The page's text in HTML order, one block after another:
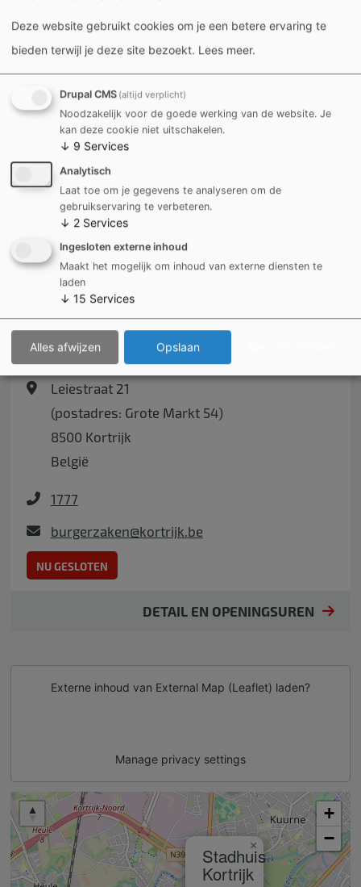
Wanneer?
Je wordt hiervoor persoonlijk uitgenodigd.
Wat breng je mee?
jouw identiteitskaart
Kosten
Een rijbewijs kost € 30,83.
Tarieven
Burgerzaken
Leiestraat 21
(postadres: Grote Markt 54)
8500 Kortrijk
België
1777
burgerzaken@kortrijk.be
NU GESLOTEN
DETAIL EN OPENINGSUREN
Externe inhoud van External Map (Leaflet) laden?
Manage privacy settings
Stadhuis
Kortrijk
×
+
−
Deze website gebruikt cookies om je een betere ervaring te
bieden terwijl je deze site bezoekt. Lees meer.
Drupal CMS (altijd verplicht)
Noodzakelijk voor de goede werking van de website. Je
kan deze cookie niet uitschakelen.
↓ 9 Services
Analytisch
Laat toe om je gegevens te analyseren om de
gebruikservaring te verbeteren.
↓ 2 Services
Ingesloten externe inhoud
Maakt het mogelijk om inhoud van externe diensten te
laden
↓ 15 Services
Alles afwijzen Opslaan